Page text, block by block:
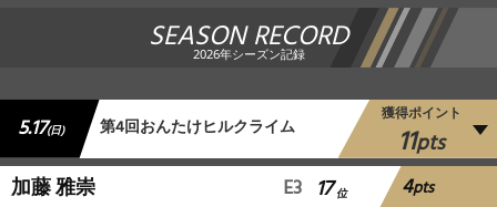
SEASON RECORD
2026年シーズン記録
5.17(日) 第4回おんたけヒルクライム
獲得ポイント
11pts
加藤 雅崇 E3 17 位 4pts